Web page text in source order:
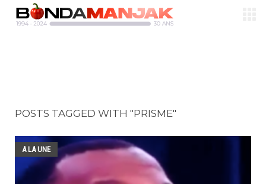
POSTS TAGGED WITH "PRISME"
A LA UNE